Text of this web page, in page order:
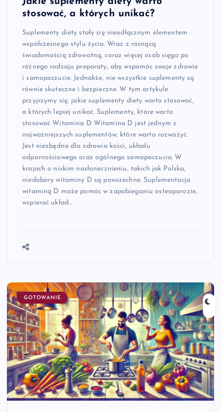
stosować, a których unikać?
Suplementy diety stały się nieodłącznym elementem
współczesnego stylu życia. Wraz z rosnącą
świadomością zdrowotną, coraz więcej osób sięga po
różnego rodzaju preparaty, aby wspomóc swoje zdrowie
i samopoczucie. Jednakże, nie wszystkie suplementy są
równie skuteczne i bezpieczne. W tym artykule
przyjrzymy się, jakie suplementy diety warto stosować,
a których lepiej unikać. Suplementy, które warto
stosować Witamina D Witamina D jest jednym z
najważniejszych suplementów, które warto rozważyć.
Jest niezbędna dla zdrowia kości, układu
odpornościowego oraz ogólnego samopoczucia. W
krajach o niskim nasłonecznieniu, takich jak Polska,
niedobory witaminy D są powszechne. Suplementacja
witaminą D może pomóc w zapobieganiu osteoporozie,
wspierać układ…
GOTOWANIE